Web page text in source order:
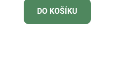
DO KOŠÍKU